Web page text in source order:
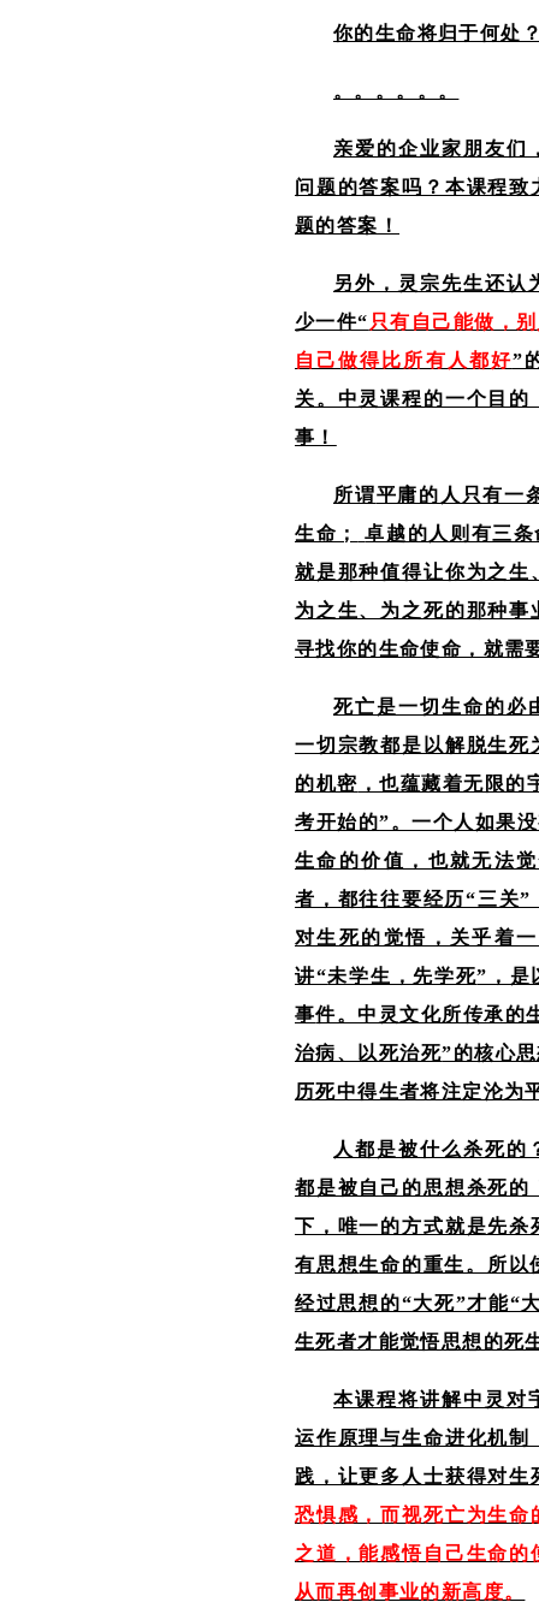
你的生命将归于何处
。。。。。。
亲爱的企业家朋友们
问题的答案吗？本课程
题的答案！
另外，灵宗先生还认
少一件“ 只有自己能做，
自己做得比所有人都好”
关。中灵课程的一个目
事！
所谓平庸的人只有一
生命；
卓越的人则有三
就是那种值得让你为之
为之生、为之死的那种
寻找你的生命使命，就需
死亡是一切生命的必
一切宗教都是以解脱生死
的机密 ，也蕴藏着无限的
考开始的”。一个人如果
生命的价值，也就无法
者，都往往要经历“三关”
对生死的觉悟，关乎着
讲“未学生，先学死”，是
事件。中灵文化所传承的
治病、以死治死”的核心
历死中得生者将注定沦为
人都是被什么杀死的
都是被自己的思想杀死的
下，唯一的方式就是先
有思想生命的重生。所以
经过思想的“大死”才能“
生死者才能觉悟思想的死
本课程将讲解中灵对
运作原理与生命进化机制
践，让更多人士获得对生
恐惧感，而视死亡为生命
之道，能感悟自己生命
从而再创事业的新高度。